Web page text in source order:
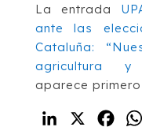
La entrada
ante las
Cataluña:
agricultura y
aparece primero
LinkedIn